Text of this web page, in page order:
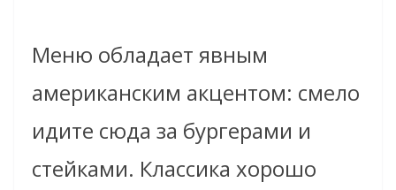
Меню обладает явным
американским акцентом: смело
идите сюда за бургерами и
стейками. Классика хорошо